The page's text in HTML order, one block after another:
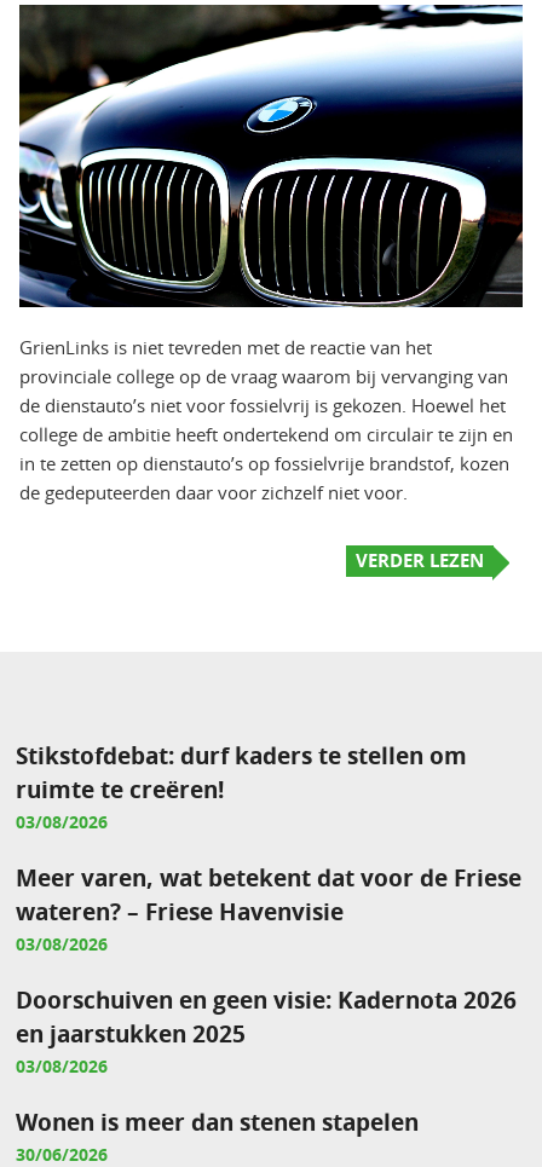
GrienLinks is niet tevreden met de reactie van het
provinciale college op de vraag waarom bij vervanging van
de dienstauto’s niet voor fossielvrij is gekozen. Hoewel het
college de ambitie heeft ondertekend om circulair te zijn en
in te zetten op dienstauto’s op fossielvrije brandstof, kozen
de gedeputeerden daar voor zichzelf niet voor.
VERDER LEZEN
Stikstofdebat: durf kaders te stellen om
ruimte te creëren!
03/08/2026
Meer varen, wat betekent dat voor de Friese
wateren? – Friese Havenvisie
03/08/2026
Doorschuiven en geen visie: Kadernota 2026
en jaarstukken 2025
03/08/2026
Wonen is meer dan stenen stapelen
30/06/2026